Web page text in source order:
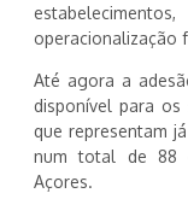
operacionalização
Até agora a
disponível para
que representam
num total de 88
Açores.